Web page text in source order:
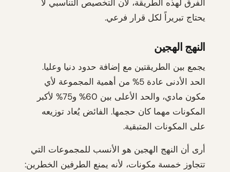
الفرق لهذه الطريقة، لأن التخصيص التناسبي لا
يحتاج تبريراً لكل قرار فرعي.
النهج الهجين
يجمع بين الطريقتين مع إضافة حدود دنيا وعليا.
الحد الأدنى عادة 5% من أهمية المجموعة لأي
مكون مادي، والحد الأعلى بين 60% و75% لأكبر
المكونات مهما كان حجمها. الفائض يُعاد توزيعه
على المكونات المتبقية.
أرى أن النهج الهجين هو الأنسب للمجموعات التي
تتجاوز خمسة مكونات، لأنه يمنع الطرفين الخطرين: